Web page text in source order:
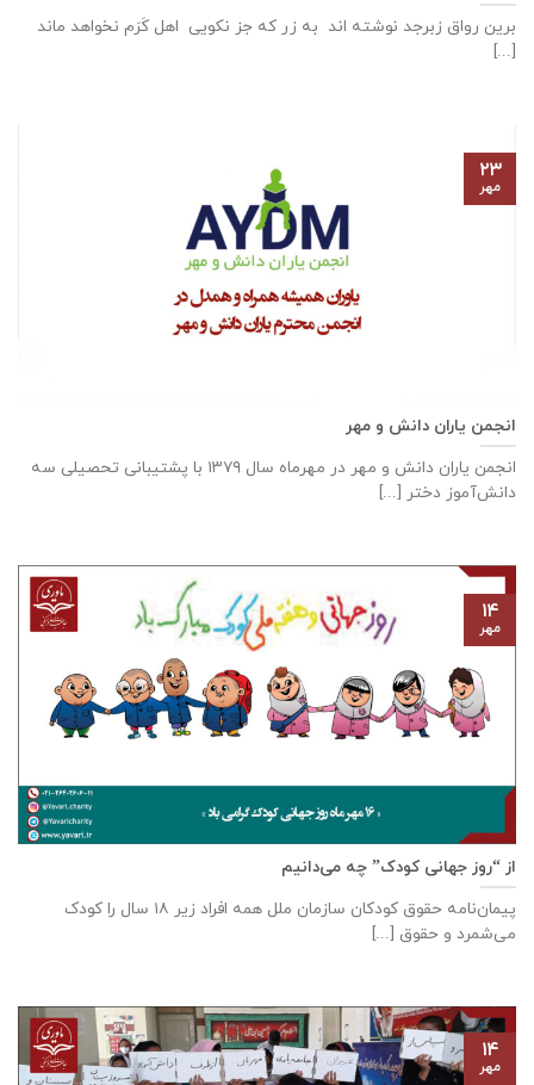
برین رواق زبرجد نوشته اند به زر که جز نکویی اهل کَرَم نخواهد ماند
[...]
انجمن یاران دانش و مهر
انجمن یاران دانش و مهر در مهرماه سال ۱۳۷۹ با پشتیبانی تحصیلی سه
دانش‌آموز دختر [...]
۲۳
مهر
از “روز جهانی کودک” چه می‌دانیم
پیمان‌نامه‌ حقوق کودکان سازمان ملل همه‌ افراد زیر ۱۸ سال را کودک
می‌شمرد و حقوق [...]
۱۴
مهر
۱۴
مهر